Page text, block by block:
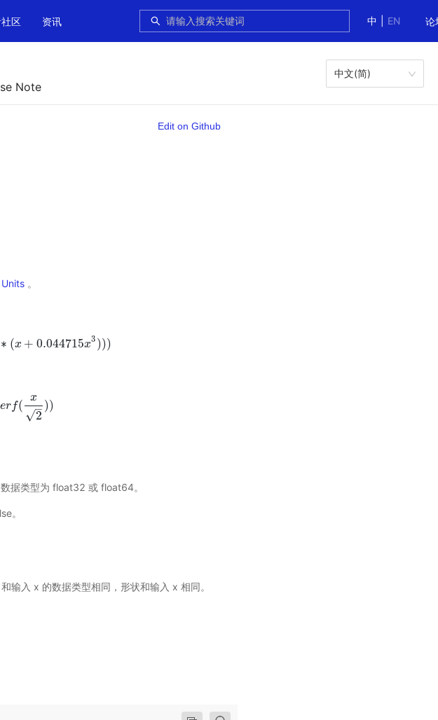
中
EN 论
区 资讯
Note
中文(简)
Edit on Github
。
∗ (x + 0.044715x3 )))
+0.044715x3)))
erf(
x
2
–
√
))
rf(x2))
据类型为 float32 或 float64。
。
入 x 的数据类型相同，形状和输入 x 相同。